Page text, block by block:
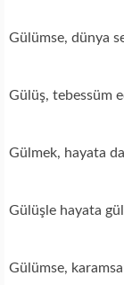
Gülümse, dünya
Gülüş, tebessüm
Gülmek, hayata
Gülüşle hayata
Gülümse,